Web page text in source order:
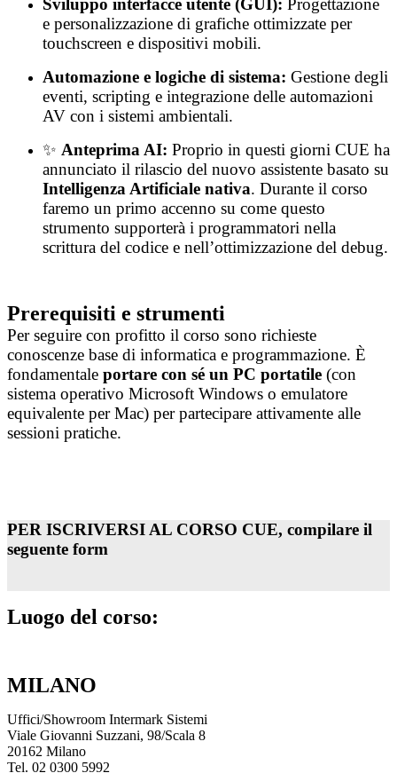
Sviluppo interfacce utente (GUI): Progettazione
e personalizzazione di grafiche ottimizzate per
touchscreen e dispositivi mobili.
Automazione e logiche di sistema: Gestione degli
eventi, scripting e integrazione delle automazioni
AV con i sistemi ambientali.
✨ Anteprima AI: Proprio in questi giorni CUE ha
annunciato il rilascio del nuovo assistente basato su
Intelligenza Artificiale nativa. Durante il corso
faremo un primo accenno su come questo
strumento supporterà i programmatori nella
scrittura del codice e nell’ottimizzazione del debug.
Prerequisiti e strumenti
Per seguire con profitto il corso sono richieste
conoscenze base di informatica e programmazione. È
fondamentale portare con sé un PC portatile (con
sistema operativo Microsoft Windows o emulatore
equivalente per Mac) per partecipare attivamente alle
sessioni pratiche.
PER ISCRIVERSI AL CORSO CUE, compilare il
seguente form
Luogo del corso:
MILANO
Uffici/Showroom Intermark Sistemi
Viale Giovanni Suzzani, 98/Scala 8
20162 Milano
Tel. 02 0300 5992